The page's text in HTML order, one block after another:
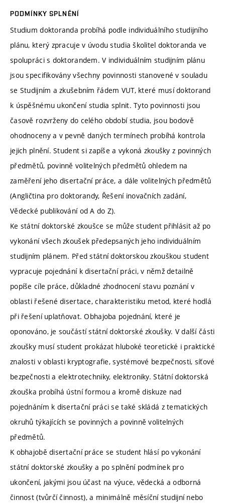
PODMÍNKY SPLNĚNÍ
Studium doktoranda probíhá podle individuálního studijního
plánu, který zpracuje v úvodu studia školitel doktoranda ve
spolupráci s doktorandem. V individuálním studijním plánu
jsou specifikovány všechny povinnosti stanovené v souladu
se Studijním a zkušebním řádem VUT, které musí doktorand
k úspěšnému ukončení studia splnit. Tyto povinnosti jsou
časově rozvrženy do celého období studia, jsou bodově
ohodnoceny a v pevně daných termínech probíhá kontrola
jejich plnění. Student si zapíše a vykoná zkoušky z povinných
předmětů, povinně volitelných předmětů ohledem na
zaměření jeho disertační práce, a dále volitelných předmětů
(Angličtina pro doktorandy, Řešení inovačních zadání,
Vědecké publikování od A do Z).
Ke státní doktorské zkoušce se může student přihlásit až po
vykonání všech zkoušek předepsaných jeho individuálním
studijním plánem. Před státní doktorskou zkouškou student
vypracuje pojednání k disertační práci, v němž detailně
popíše cíle práce, důkladné zhodnocení stavu poznání v
oblasti řešené disertace, charakteristiku metod, které hodlá
při řešení uplatňovat. Obhajoba pojednání, které je
oponováno, je součástí státní doktorské zkoušky. V další části
zkoušky musí student prokázat hluboké teoretické i praktické
znalosti v oblasti kryptografie, systémové bezpečnosti, síťové
bezpečnosti a elektrotechniky, elektroniky. Státní doktorská
zkouška probíhá ústní formou a kromě diskuze nad
pojednáním k disertační práci se také skládá z tematických
okruhů týkajících se povinných a povinně volitelných
předmětů.
K obhajobě disertační práce se student hlásí po vykonání
státní doktorské zkoušky a po splnění podmínek pro
ukončení, jakými jsou účast na výuce, vědecká a odborná
činnost (tvůrčí činnost), a minimálně měsíční studijní nebo